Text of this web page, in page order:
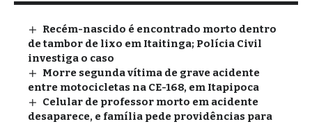
Recém-nascido é encontrado morto dentro
de tambor de lixo em Itaitinga; Polícia Civil
investiga o caso
Morre segunda vítima de grave acidente
entre motocicletas na CE-168, em Itapipoca
Celular de professor morto em acidente
desaparece, e família pede providências para